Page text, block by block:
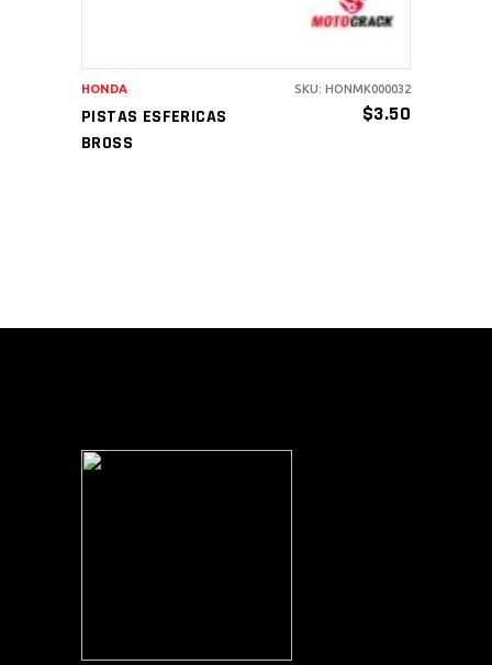
PISTAS ESFERICAS
BROSS
$3.50
HONDA SKU: HONMK000032